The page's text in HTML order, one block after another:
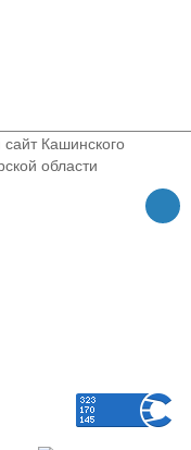
Кашинского
области